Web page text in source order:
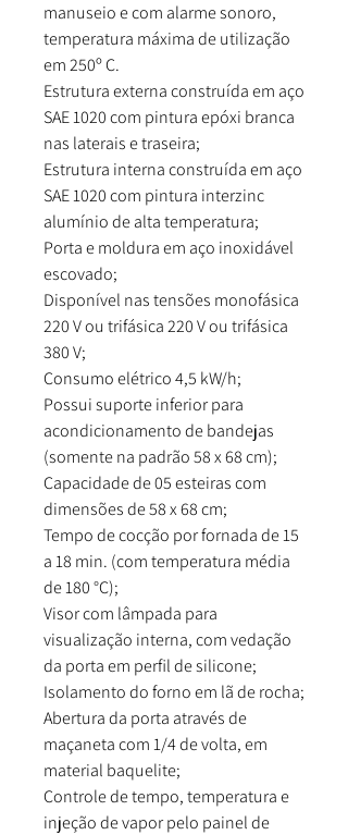
manuseio e com alarme sonoro,
temperatura máxima de utilização
em 250º C.
Estrutura externa construída em aço
SAE 1020 com pintura epóxi branca
nas laterais e traseira;
Estrutura interna construída em aço
SAE 1020 com pintura interzinc
alumínio de alta temperatura;
Porta e moldura em aço inoxidável
escovado;
Disponível nas tensões monofásica
220 V ou trifásica 220 V ou trifásica
380 V;
Consumo elétrico 4,5 kW/h;
Possui suporte inferior para
acondicionamento de bandejas
(somente na padrão 58 x 68 cm);
Capacidade de 05 esteiras com
dimensões de 58 x 68 cm;
Tempo de cocção por fornada de 15
a 18 min. (com temperatura média
de 180 °C);
Visor com lâmpada para
visualização interna, com vedação
da porta em perfil de silicone;
Isolamento do forno em lã de rocha;
Abertura da porta através de
maçaneta com 1/4 de volta, em
material baquelite;
Controle de tempo, temperatura e
injeção de vapor pelo painel de